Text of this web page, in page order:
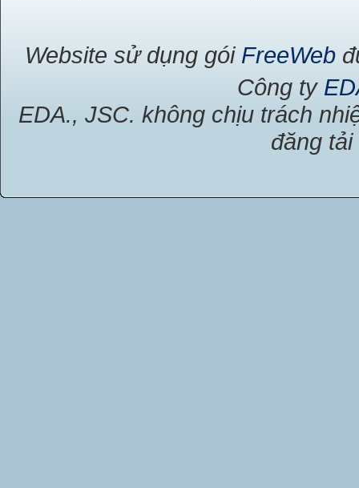
Website sử dụng gói FreeWeb
Công ty
EDA., JSC. không chịu trách
đăng